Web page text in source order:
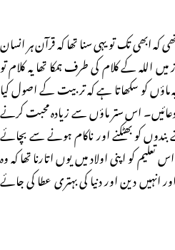
کہ ابھی تک تو یہی سنا تھا کہ قرآن ہر انسان
کے کلام کی طرف ہمکا تھا یہ کلام تو
کو سکھاتا ہے کہ تربیت کے اصول کیا
اس ستر ماؤں سے زیادہ محبت کرنے
بندوں کو بھٹکنے اور ناکام ہونے سے بچائے
تعلیم کو اپنی اولاد میں یوں اتارنا تھا کہ وہ
انہیں دین اور دنیا کی بہتری عطا کی جائے